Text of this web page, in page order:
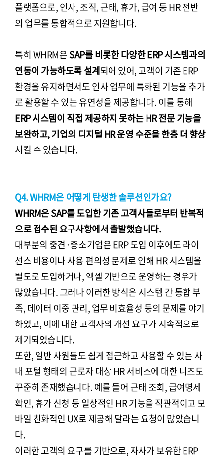
플랫폼으로, 인사, 조직, 근태, 휴가, 급여 등 HR 전반
의 업무를 통합적으로 지원합니다.
특히 WHRM은SAP를 비롯한 다양한 ERP 시스템과의
연동이 가능하도록 설계되어 있어, 고객이 기존 ERP
환경을 유지하면서도 인사 업무에 특화된 기능을 추가
로 활용할 수 있는 유연성을 제공합니다. 이를 통해
ERP 시스템이 직접 제공하지 못하는 HR 전문 기능을
보완하고, 기업의 디지털 HR 운영 수준을 한층 더 향상
시킬 수 있습니다.
Q4. WHRM은 어떻게 탄생한 솔루션인가요?
WHRM은 SAP를 도입한 기존 고객사들로부터 반복적
으로 접수된 요구사항에서 출발했습니다.
대부분의 중견·중소기업은 ERP 도입 이후에도 라이
선스 비용이나 사용 편의성 문제로 인해 HR 시스템을
별도로 도입하거나, 엑셀 기반으로 운영하는 경우가
많았습니다. 그러나 이러한 방식은 시스템 간 통합 부
족, 데이터 이중 관리, 업무 비효율성 등의 문제를 야기
하였고, 이에 대한 고객사의 개선 요구가 지속적으로
제기되었습니다.
또한, 일반 사원들도 쉽게 접근하고 사용할 수 있는 사
내 포털 형태의 근로자 대상 HR 서비스에 대한 니즈도
꾸준히 존재했습니다. 예를 들어 근태 조회, 급여명세
확인, 휴가 신청 등 일상적인 HR 기능을 직관적이고 모
바일 친화적인 UX로 제공해 달라는 요청이 많았습니
다.
이러한 고객의 요구를 기반으로, 자사가 보유한 ERP